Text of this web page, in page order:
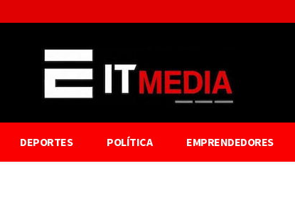
DEPORTES POLÍTICA EMPRENDEDORES